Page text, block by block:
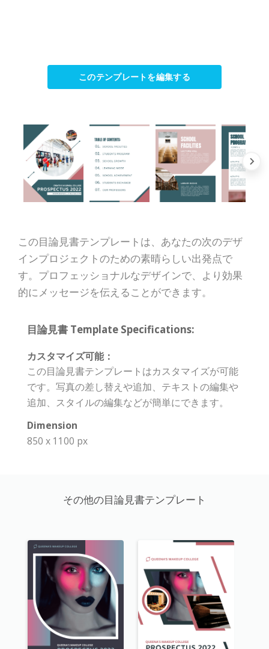
このテンプレートを編集する
この目論見書テンプレートは、あなたの次のデザ
インプロジェクトのための素晴らしい出発点で
す。プロフェッショナルなデザインで、より効果
的にメッセージを伝えることができます。
目論見書 Template Specifications:
カスタマイズ可能：
この目論見書テンプレートはカスタマイズが可能
です。写真の差し替えや追加、テキストの編集や
追加、スタイルの編集などが簡単にできます。
Dimension
850 x 1100 px
その他の目論見書テンプレート